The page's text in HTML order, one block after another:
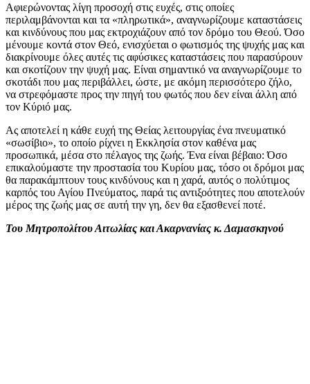
Αφιερώνοντας λίγη προσοχή στις ευχές, στις οποίες
περιλαμβάνονται και τα «πληρωτικά», αναγνωρίζουμε καταστάσεις
και κινδύνους που μας εκτροχιάζουν από τον δρόμο του Θεού. Όσο
μένουμε κοντά στον Θεό, ενισχύεται ο φωτισμός της ψυχής μας και
διακρίνουμε όλες αυτές τις αφύσικες καταστάσεις που παρασύρουν
και σκοτίζουν την ψυχή μας. Είναι σημαντικό να αναγνωρίζουμε το
σκοτάδι που μας περιβάλλει, ώστε, με ακόμη περισσότερο ζήλο,
να στρεφόμαστε προς την πηγή του φωτός που δεν είναι άλλη από
τον Κύριό μας.
Ας αποτελεί η κάθε ευχή της Θείας λειτουργίας ένα πνευματικό
«σωσίβιο», το οποίο ρίχνει η Εκκλησία στον καθένα μας
προσωπικά, μέσα στο πέλαγος της ζωής. Ένα είναι βέβαιο: Όσο
επικαλούμαστε την προστασία του Κυρίου μας, τόσο οι δρόμοι μας
θα παρακάμπτουν τους κινδύνους και η χαρά, αυτός ο πολύτιμος
καρπός του Αγίου Πνεύματος, παρά τις αντιξοότητες που αποτελούν
μέρος της ζωής μας σε αυτή την γη, δεν θα εξασθενεί ποτέ.
Του Μητροπολίτου Αιτωλίας και Ακαρνανίας κ. Δαμασκηνού